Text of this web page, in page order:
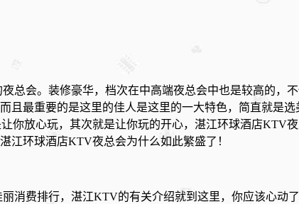
总会。装修豪华，档次在中高端夜总会中也是较高的
且最重要的是这里的佳人是这里的一大特色，简直就是
你放心玩，其次就是让你玩的开心，湛江环球酒店KTV
江环球酒店KTV夜总会为什么如此繁盛了！
消费排行，湛江KTV的有关介绍就到这里，你应该心